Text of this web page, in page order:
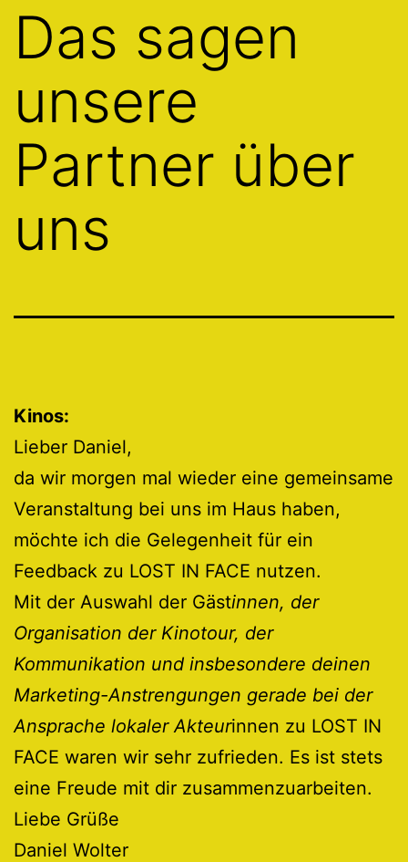
Das sagen
unsere
Partner über
uns
Kinos:
Lieber Daniel,
da wir morgen mal wieder eine gemeinsame
Veranstaltung bei uns im Haus haben,
möchte ich die Gelegenheit für ein
Feedback zu LOST IN FACE nutzen.
Mit der Auswahl der Gästinnen, der
Organisation der Kinotour, der
Kommunikation und insbesondere deinen
Marketing-Anstrengungen gerade bei der
Ansprache lokaler Akteurinnen zu LOST IN
FACE waren wir sehr zufrieden. Es ist stets
eine Freude mit dir zusammenzuarbeiten.
Liebe Grüße
Daniel Wolter